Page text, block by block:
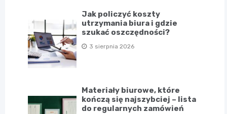
Jak policzyć koszty
utrzymania biura i gdzie
szukać oszczędności?
3 sierpnia 2026
Materiały biurowe, które
kończą się najszybciej – lista
do regularnych zamówień